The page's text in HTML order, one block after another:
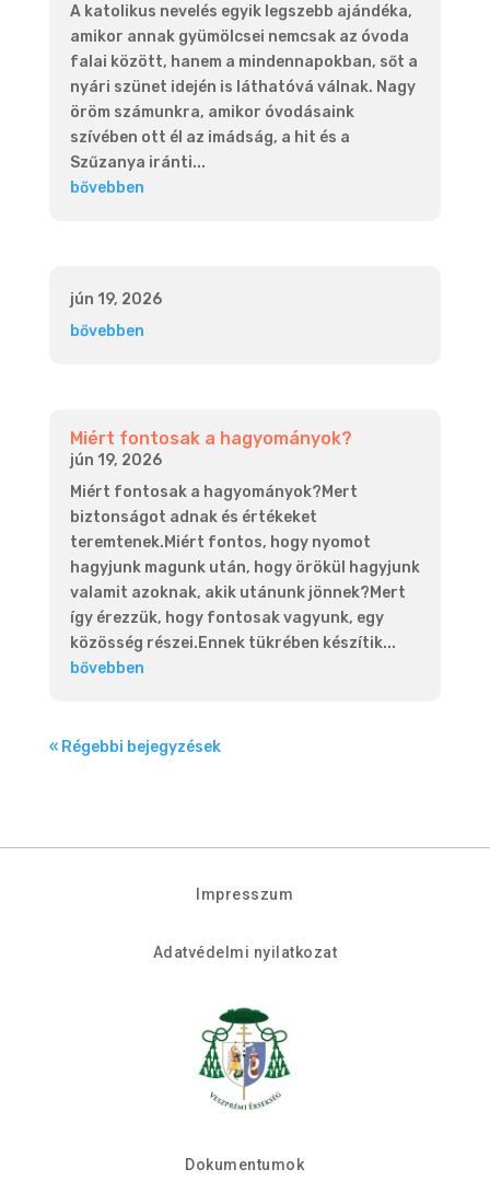
A katolikus nevelés egyik legszebb ajándéka,
amikor annak gyümölcsei nemcsak az óvoda
falai között, hanem a mindennapokban, sőt a
nyári szünet idején is láthatóvá válnak. Nagy
öröm számunkra, amikor óvodásaink
szívében ott él az imádság, a hit és a
Szűzanya iránti...
bővebben
jún 19, 2026
bővebben
Miért fontosak a hagyományok?
jún 19, 2026
Miért fontosak a hagyományok?Mert
biztonságot adnak és értékeket
teremtenek.Miért fontos, hogy nyomot
hagyjunk magunk után, hogy örökül hagyjunk
valamit azoknak, akik utánunk jönnek?Mert
így érezzük, hogy fontosak vagyunk, egy
közösség részei.Ennek tükrében készítik...
bővebben
« Régebbi bejegyzések
Impresszum
Adatvédelmi nyilatkozat
Dokumentumok